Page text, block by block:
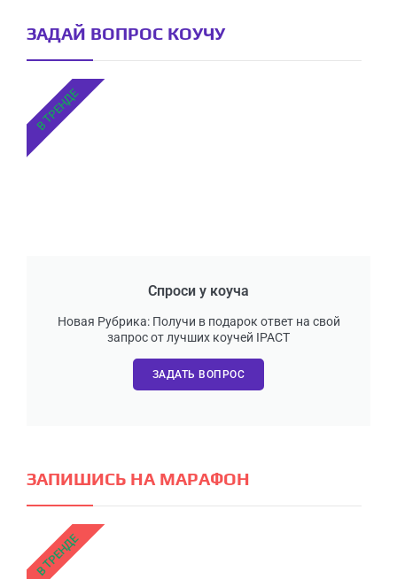
ЗАДАЙ ВОПРОС КОУЧУ
Спроси у коуча
Новая Рубрика: Получи в подарок ответ на свой
запрос от лучших коучей IPACT
ЗАДАТЬ ВОПРОС
В ТРЕНДЕ
ЗАПИШИСЬ НА МАРАФОН
В ТРЕНДЕ